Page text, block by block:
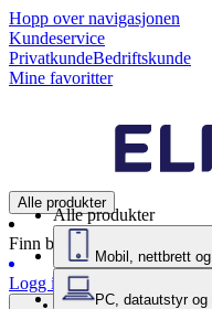
Hopp over navigasjonen
Kundeservice
PrivatkundeBedriftskunde
Mine favoritter
Alle produkter
Finn butikk
Logg inn
Alle produkter
Mobil, nettbrett
PC, datautstyr og